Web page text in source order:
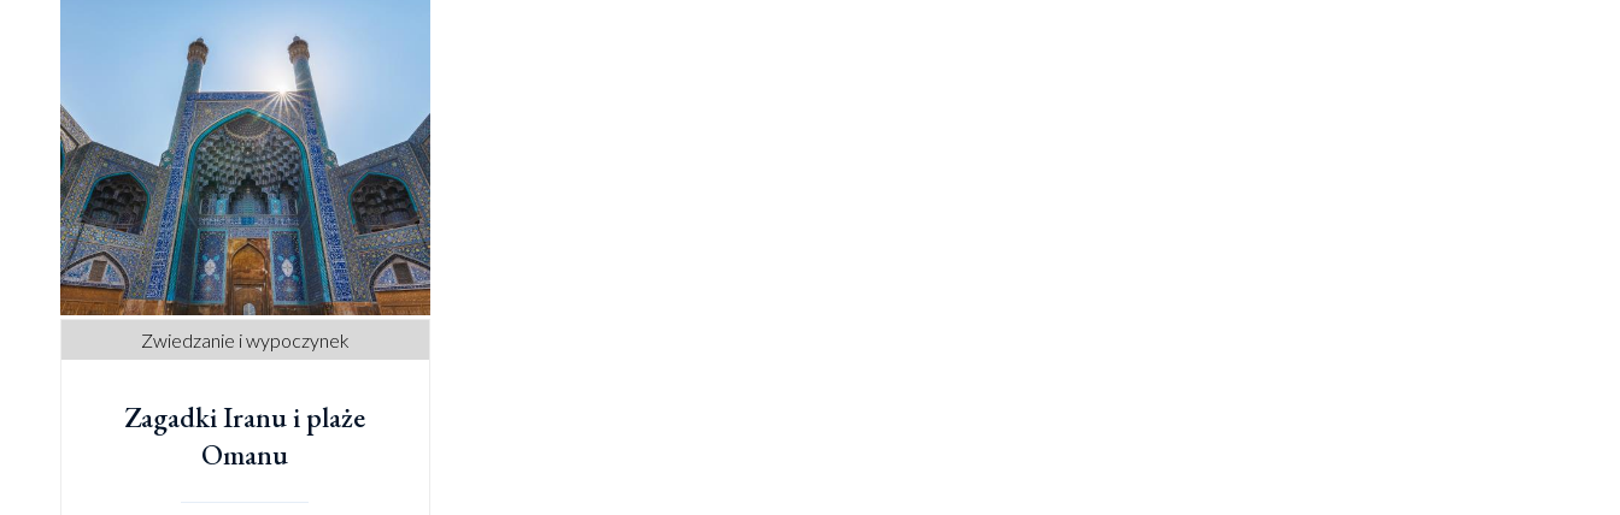
Zwiedzanie i wypoczynek
Zagadki Iranu i plaże
Omanu